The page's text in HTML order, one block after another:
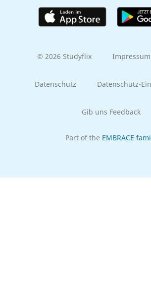
© 2026 Studyflix Impressum
Datenschutz Datenschutz-
Gib uns Feedback
Part of the EMBRACE